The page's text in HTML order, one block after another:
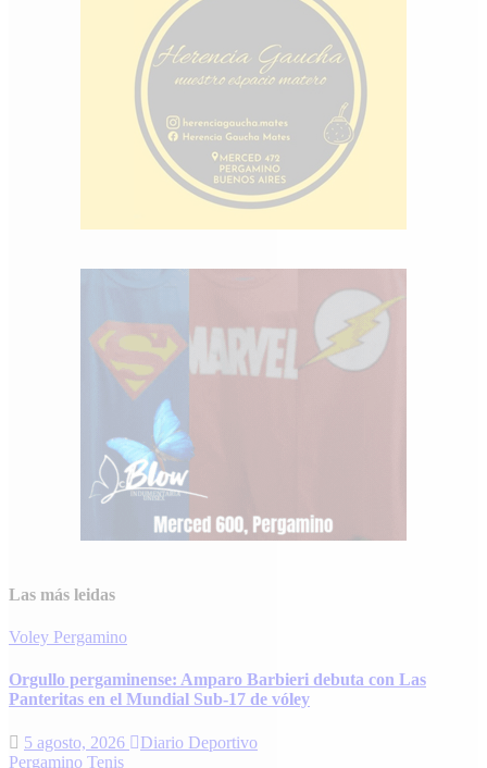
Las más leidas
Voley Pergamino
Orgullo pergaminense: Amparo Barbieri debuta con Las
Panteritas en el Mundial Sub-17 de vóley
5 agosto, 2026
Diario Deportivo
Pergamino Tenis